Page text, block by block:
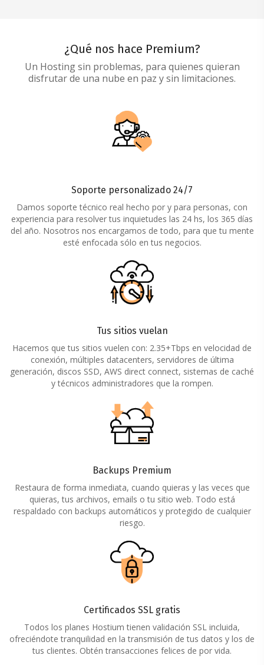
¿Qué nos hace Premium?
Un Hosting sin problemas, para quienes quieran
disfrutar de una nube en paz y sin limitaciones.
Soporte personalizado 24/7
Damos soporte técnico real hecho por y para personas, con
experiencia para resolver tus inquietudes las 24 hs, los 365 días
del año. Nosotros nos encargamos de todo, para que tu mente
esté enfocada sólo en tus negocios.
Tus sitios vuelan
Hacemos que tus sitios vuelen con: 2.35+Tbps en velocidad de
conexión, múltiples datacenters, servidores de última
generación, discos SSD, AWS direct connect, sistemas de caché
y técnicos administradores que la rompen.
Backups Premium
Restaura de forma inmediata, cuando quieras y las veces que
quieras, tus archivos, emails o tu sitio web. Todo está
respaldado con backups automáticos y protegido de cualquier
riesgo.
Certificados SSL gratis
Todos los planes Hostium tienen validación SSL incluida,
ofreciéndote tranquilidad en la transmisión de tus datos y los de
tus clientes. Obtén transacciones felices de por vida.